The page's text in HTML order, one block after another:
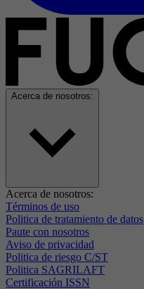
Acerca de nosotros:
Acerca de nosotros:
Términos de uso
Politica de tratamiento de datos
Paute con nosotros
Aviso de privacidad
Politica de riesgo C/ST
Politica SAGRILAFT
Certificación ISSN